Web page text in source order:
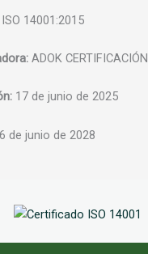
ISO 14001:2015
ADOK CERTIFICACIÓN
17 de junio de 2025
de junio de 2028